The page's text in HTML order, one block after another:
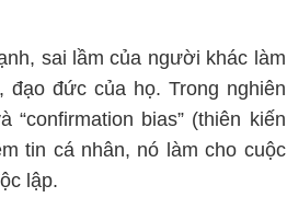
sai lầm của người khác làm
đức của họ. Trong nghiên
“confirmation bias” (thiên kiến
tin cá nhân, nó làm cho cuộc
lập.